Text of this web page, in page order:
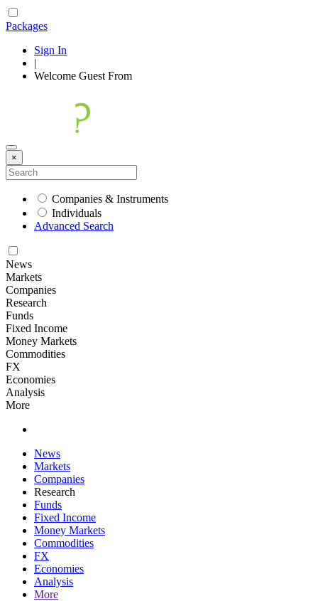
Packages
Sign In
|
Welcome Guest From
×
Companies & Instruments
Individuals
Advanced Search
News
Markets
Companies
Research
Funds
Fixed Income
Money Markets
Commodities
FX
Economies
Analysis
More
News
Markets
Companies
Research
Funds
Fixed Income
Money Markets
Commodities
FX
Economies
Analysis
More